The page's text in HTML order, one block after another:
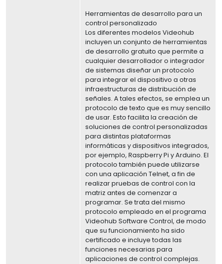
Herramientas de desarrollo para un
control personalizado
Los diferentes modelos Videohub
incluyen un conjunto de herramientas
de desarrollo gratuito que permite a
cualquier desarrollador o integrador
de sistemas diseñar un protocolo
para integrar el dispositivo a otras
infraestructuras de distribución de
señales. A tales efectos, se emplea un
protocolo de texto que es muy sencillo
de usar. Esto facilita la creación de
soluciones de control personalizadas
para distintas plataformas
informáticas y dispositivos integrados,
por ejemplo, Raspberry Pi y Arduino. El
protocolo también puede utilizarse
con una aplicación Telnet, a fin de
realizar pruebas de control con la
matriz antes de comenzar a
programar. Se trata del mismo
protocolo empleado en el programa
Videohub Software Control, de modo
que su funcionamiento ha sido
certificado e incluye todas las
funciones necesarias para
aplicaciones de control complejas.